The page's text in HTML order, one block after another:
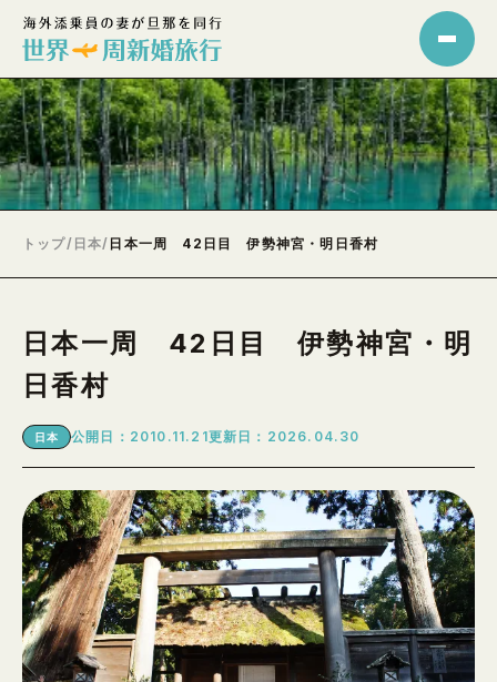
トップ/ 日本/ 日本一周 42日目 伊勢神宮・明日香村
日本一周 42日目 伊勢神宮・明
日香村
日本 公開日：2010.11.21更新日：2026.04.30